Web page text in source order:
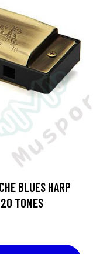
BLUES HARP
TONES